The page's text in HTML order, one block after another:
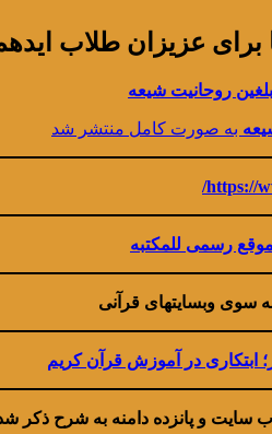
برای عزیزان طلاب
به صورت کامل منتشر شد
https://
سوی وبسایتهای قرآنی
و پانزده دامنه به شرح ذکر